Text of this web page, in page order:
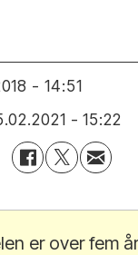
- 14:51
- 15:22
er over fem